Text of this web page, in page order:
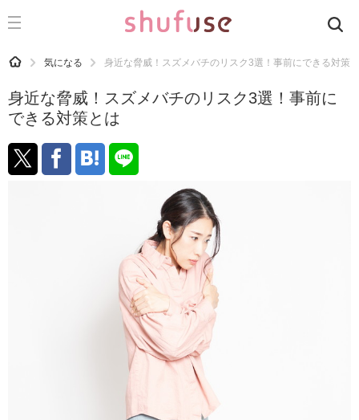
CATEGORY 記事カテゴリ
運気
洗濯
生活の知恵
HOME 気になる 身近な脅威！スズメバチのリスク3選！事前にできる対策
身近な脅威！スズメバチのリスク3選！事前に
できる対策とは